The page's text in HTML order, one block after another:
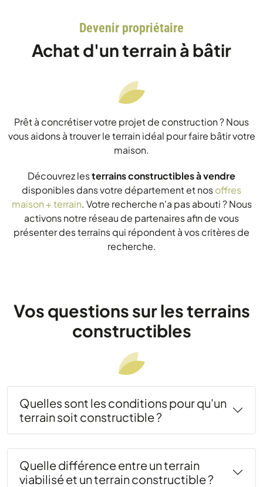
Devenir propriétaire
Achat d'un terrain à bâtir
Prêt à concrétiser votre projet de construction ? Nous
vous aidons à trouver le terrain idéal pour faire bâtir votre
maison.
Découvrez lesterrains constructibles à vendre
disponibles dans votre département et nosoffres
maison + terrain. Votre recherche n'a pas abouti ? Nous
activons notre réseau de partenaires afin de vous
présenter des terrains qui répondent à vos critères de
recherche.
Vos questions sur les terrains
constructibles
Quelles sont les conditions pour qu'un
terrain soit constructible ?
Quelle différence entre un terrain
viabilisé et un terrain constructible ?